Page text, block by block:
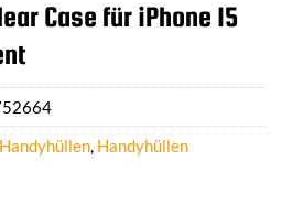
Case für iPhone 15
, Handyhüllen